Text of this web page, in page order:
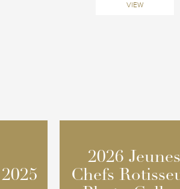
VIEW
2026 Jeunes
Chefs
2026 Jeunes
Chefs